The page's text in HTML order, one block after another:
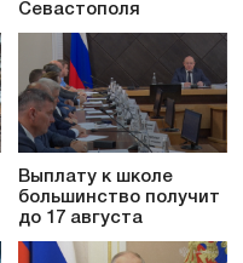
Севастополя
Выплату к школе
большинство получит
до 17 августа